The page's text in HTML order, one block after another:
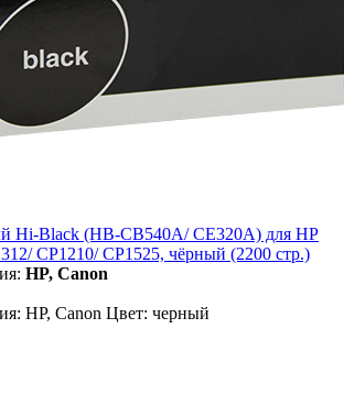
Hi-Black (HB-CB540A/ CE320A) для HP
CP1210/ CP1525, чёрный (2200 стр.)
HP, Canon
HP, Canon Цвет: черный